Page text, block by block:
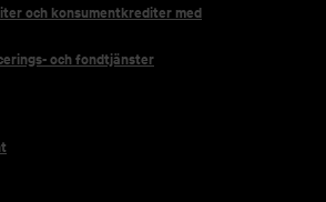
och konsumentkrediter med
och fondtjänster